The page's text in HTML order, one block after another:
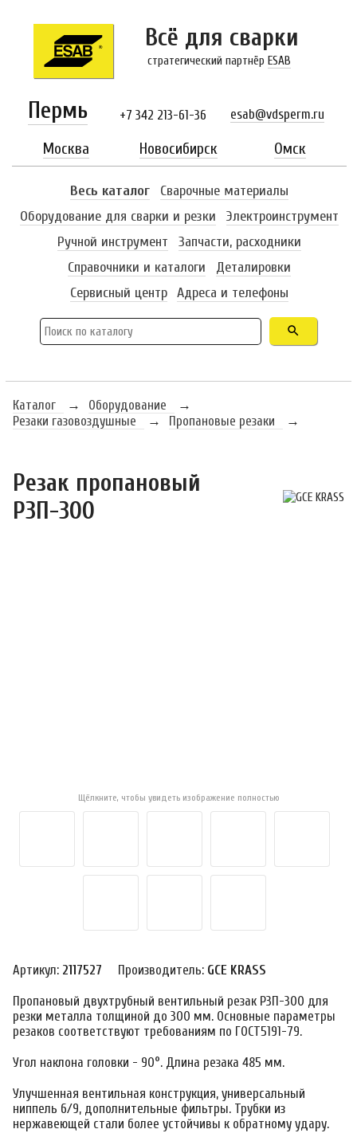
Всё для сварки
стратегический партнёрESAB
Пермь +7 342 213-61-36 esab@vdsperm.ru
Москва Новосибирск Омск
Весь каталог
Сварочные материалы
Оборудование для сварки и резки
Электроинструмент
Ручной инструмент
Запчасти, расходники
Справочники и каталоги
Деталировки
Сервисный центр Адреса и телефоны
Каталог → Оборудование
→
Резаки газовоздушные
→ Пропановые резаки →
Резак пропановый
Р3П-300
Артикул: 2117527 Производитель: GCE KRASS
Пропановый двухтрубный вентильный резак Р3П-300 для
резки металла толщиной до 300 мм. Основные параметры
резаков соответствуют требованиям по ГОСТ5191-79.
Угол наклона головки - 90°. Длина резака 485 мм.
Улучшенная вентильная конструкция, универсальный
ниппель 6/9, дополнительные фильтры. Трубки из
нержавеющей стали более устойчивы к обратному удару.
Щёлкните, чтобы увидеть изображение полностью